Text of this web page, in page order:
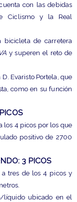
con las debidas
Ciclismo y la Real
bicicleta de carretera
y superen el reto de
Evaristo Portela, que
como en su función
los 4 picos por los que
positivo de 2700
3 PICOS
a tres de los 4 picos y
líquido ubicado en el